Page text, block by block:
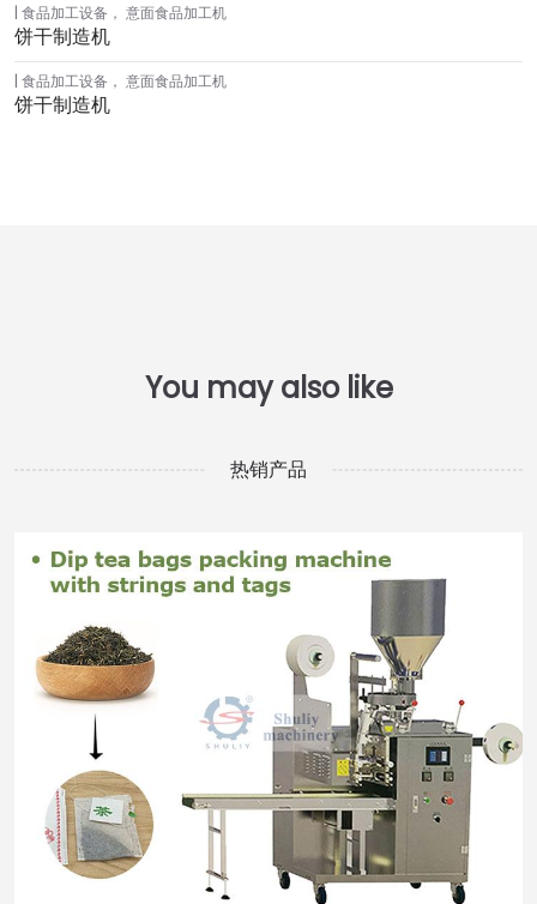
食品加工设备 ， 意面食品加工机
饼干制造机
食品加工设备 ， 意面食品加工机
饼干制造机
热销产品